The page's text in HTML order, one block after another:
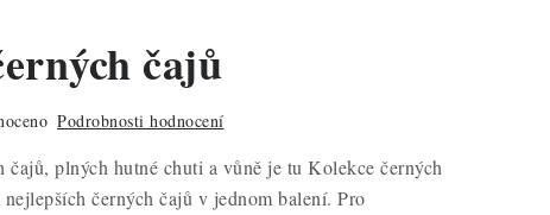
čajů
Podrobnosti hodnocení
plných hutné chuti a vůně je tu Kolekce černých
černých čajů v jednom balení. Pro